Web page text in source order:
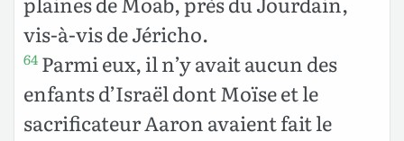
vis-à-vis de Jéricho.
64 Parmi eux, il n’y avait aucun des
enfants d’Israël dont Moïse et le
sacrificateur Aaron avaient fait le